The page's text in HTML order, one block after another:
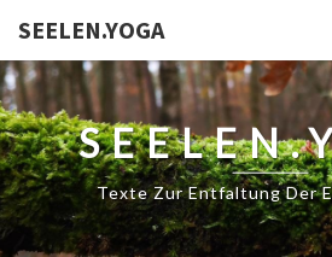
SEELEN.YOGA
Texte Zur Entfaltung Der